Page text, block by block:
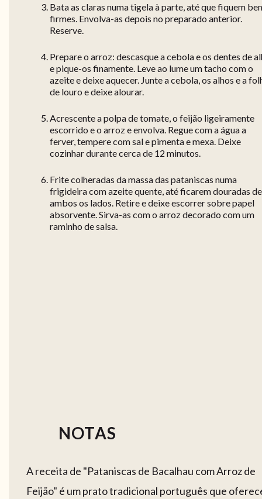
Bata as claras numa tigela à parte, até que fiquem
firmes. Envolva-as depois no preparado anterior.
Reserve.
Prepare o arroz: descasque a cebola e os dentes de
e pique-os finamente. Leve ao lume um tacho com o
azeite e deixe aquecer. Junte a cebola, os alhos e a
de louro e deixe alourar.
Acrescente a polpa de tomate, o feijão ligeiramente
escorrido e o arroz e envolva. Regue com a água a
ferver, tempere com sal e pimenta e mexa. Deixe
cozinhar durante cerca de 12 minutos.
Frite colheradas da massa das pataniscas numa
frigideira com azeite quente, até ficarem douradas de
ambos os lados. Retire e deixe escorrer sobre papel
absorvente. Sirva-as com o arroz decorado com um
raminho de salsa.
NOTAS
A receita de "Pataniscas de Bacalhau com Arroz de
Feijão" é um prato tradicional português que